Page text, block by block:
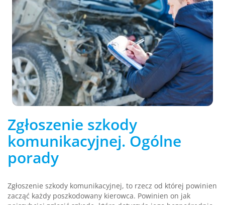
Zgłoszenie szkody
komunikacyjnej. Ogólne
porady
Zgłoszenie szkody komunikacyjnej, to rzecz od której powinien
zacząć każdy poszkodowany kierowca. Powinien on jak